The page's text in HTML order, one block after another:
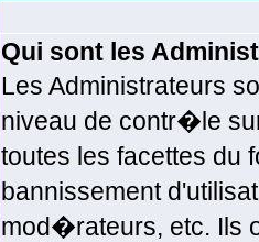
Qui sont les
Les Administrateurs
niveau de contr�le
toutes les facettes du
bannissement
mod�rateurs, etc. Ils